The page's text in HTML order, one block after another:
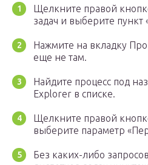
Щелкните правой
задач и выберите пункт
Нажмите на вкладку
еще не там.
Найдите процесс под
Explorer в списке.
Щелкните правой
выберите параметр
Без каких-либо